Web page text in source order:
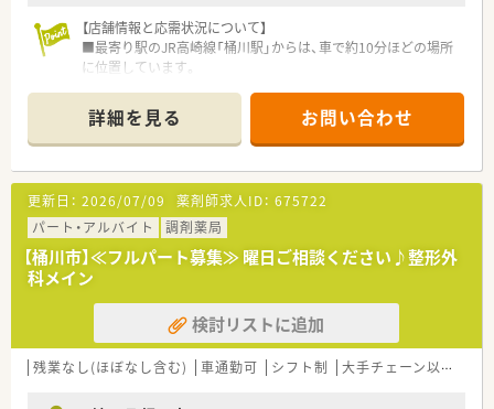
■主に調剤業務、監査、服薬指導を行っていただき、患者様一人
ひとりに寄り添った丁寧な対人業務に集中いただけます。
■最新の音声入力システムによる薬歴作成や自動調剤分包機を
導入しており、業務の効率化と安全性の向上を図っています。
■本部のサポートセンターが処方箋の遠隔入力を行うことで、現
場の事務スタッフがピッキングを効率よく補助できます。
【店舗情報と応需状況について】
■最寄り駅のJR高崎線「桶川駅」からは、車で約10分ほどの場所
に位置しています。
方箋を受け付けます。
■薬剤師は常勤3名と非常勤2名、事務2名と厚い人員体制で業務
を行っています。
【想定される業務内容】
■整形外科クリニックからの処方箋に基づき、調剤、監査、服薬
指導を行っていただきます。
■比較的軽量な科目が中心ですので、薬剤師業務にブランクがあ
る方も安心して取り組めます。
■患者様とのコミュニケーションを大切にし、適切な情報提供や
お薬相談に応じていただきます。
【こんな取り組みをしています】
■国が推進しているマイナンバーカードの保険証利用を促進し、
■患者様一人ひとりが安心して薬を受け取れるよう、丁寧な薬局
詳細を見る お問い合わせ
更新日： 2026/07/09 薬剤師求人ID： 675722
パート・アルバイト
調剤薬局
【桶川市】≪フルパート募集≫ 曜日ご相談ください♪整形外
科メイン
検討リストに追加
残業なし(ほぼなし含む) 車通勤可 シフト制 大手チェーン以外